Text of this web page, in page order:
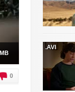
MB
0
.AVI